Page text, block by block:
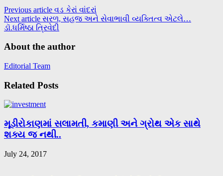
Previous article વડ કેરાં વાંદરાં
Next article સરળ, સહજ અને સેવાભાવી વ્યક્તિત્વ એટલે…
ડૉ.ધર્મિષ્ઠા ત્રિવેદી
About the author
Editorial Team
Related Posts
મૂડીરોકાણમાં સલામતી, કમાણી અને ગ્રોથ એક સાથે
શક્ય જ નથી..
July 24, 2017